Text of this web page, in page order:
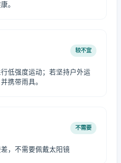
。
较不宜
低强度运动；若坚持户外运
携带雨具。
不需要
，不需要佩戴太阳镜